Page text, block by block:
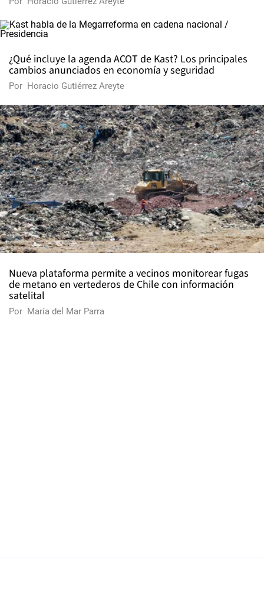
¿Qué incluye la agenda ACOT de Kast? Los principales
cambios anunciados en economía y seguridad
Por Horacio Gutiérrez Areyte
Nueva plataforma permite a vecinos monitorear fugas
de metano en vertederos de Chile con información
satelital
Por María del Mar Parra